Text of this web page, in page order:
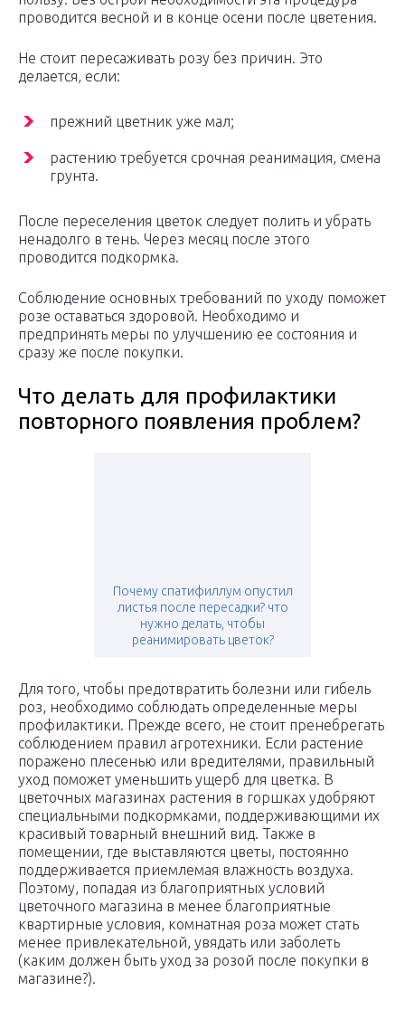
проводится весной и в конце осени после цветения.
Не стоит пересаживать розу без причин. Это
делается, если:
прежний цветник уже мал;
растению требуется срочная реанимация, смена
грунта.
После переселения цветок следует полить и убрать
ненадолго в тень. Через месяц после этого
проводится подкормка.
Соблюдение основных требований по уходу поможет
розе оставаться здоровой. Необходимо и
предпринять меры по улучшению ее состояния и
сразу же после покупки.
Что делать для профилактики
повторного появления проблем?
Почему спатифиллум опустил
листья после пересадки? что
нужно делать, чтобы
реанимировать цветок?
Для того, чтобы предотвратить болезни или гибель
роз, необходимо соблюдать определенные меры
профилактики. Прежде всего, не стоит пренебрегать
соблюдением правил агротехники. Если растение
поражено плесенью или вредителями, правильный
уход поможет уменьшить ущерб для цветка. В
цветочных магазинах растения в горшках удобряют
специальными подкормками, поддерживающими их
красивый товарный внешний вид. Также в
помещении, где выставляются цветы, постоянно
поддерживается приемлемая влажность воздуха.
Поэтому, попадая из благоприятных условий
цветочного магазина в менее благоприятные
квартирные условия, комнатная роза может стать
менее привлекательной, увядать или заболеть
(каким должен быть уход за розой после покупки в
магазине?).